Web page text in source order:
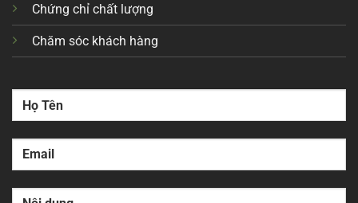
Chứng chỉ chất lượng
Chăm sóc khách hàng